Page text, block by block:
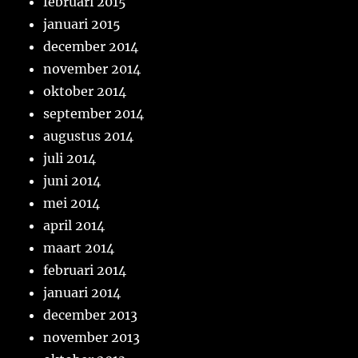
januari 2015
december 2014
november 2014
oktober 2014
september 2014
augustus 2014
juli 2014
juni 2014
mei 2014
april 2014
maart 2014
februari 2014
januari 2014
december 2013
november 2013